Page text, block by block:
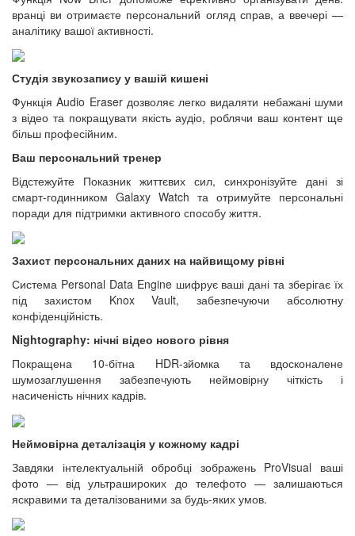
вранці ви отримаєте персональний огляд справ, а ввечері —
аналітику вашої активності.
Студія звукозапису у вашій кишені
Функція Audio Eraser дозволяє легко видаляти небажані шуми
з відео та покращувати якість аудіо, роблячи ваш контент ще
більш професійним.
Ваш персональний тренер
Відстежуйте Показник життєвих сил, синхронізуйте дані зі
смарт-годинником Galaxy Watch та отримуйте персональні
поради для підтримки активного способу життя.
Захист персональних даних на найвищому рівні
Система Personal Data Engine шифрує ваші дані та зберігає їх
під захистом Knox Vault, забезпечуючи абсолютну
конфіденційність.
Nightography: нічні відео нового рівня
Покращена 10-бітна HDR-зйомка та вдосконалене
шумозаглушення забезпечують неймовірну чіткість і
насиченість нічних кадрів.
Неймовірна деталізація у кожному кадрі
Завдяки інтелектуальній обробці зображень ProVisual ваші
фото — від ультрашироких до телефото — залишаються
яскравими та деталізованими за будь-яких умов.